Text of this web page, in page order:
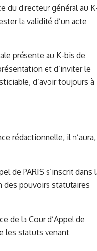
du directeur général au K-
la validité d’un acte
présente au K-bis de
et d’inviter le
d’avoir toujours à
rédactionnelle, il n’aura,
de PARIS s’inscrit dans
des pouvoirs statutaires
de la Cour d’Appel de
les statuts venant